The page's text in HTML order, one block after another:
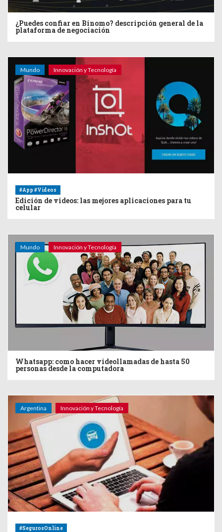
¿Puedes confiar en Binomo? descripción general de la
plataforma de negociación
Mundo Innovación y Tecnología
#App #Videos
Edición de videos: las mejores aplicaciones para tu
celular
Mundo Innovación y Tecnología
Whatsapp: como hacer videollamadas de hasta 50
personas desde la computadora
Argentina Innovación y Tecnología
#SegurosOnline